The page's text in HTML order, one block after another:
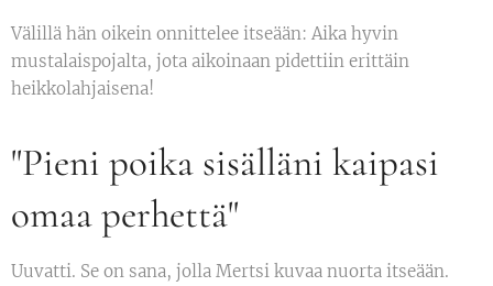
Välillä hän oikein onnittelee itseään: Aika hyvin
mustalaispojalta, jota aikoinaan pidettiin erittäin
heikkolahjaisena!
"Pieni poika sisälläni kaipasi
omaa perhettä"
Uuvatti. Se on sana, jolla Mertsi kuvaa nuorta itseään.